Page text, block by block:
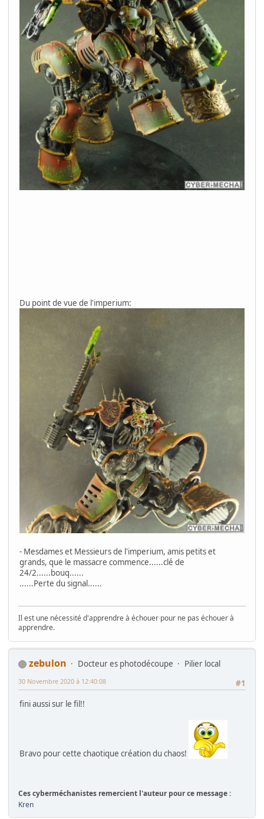
Du point de vue de l'imperium:
- Mesdames et Messieurs de l'imperium, amis petits et
grands, que le massacre commence......clé de
24/2......bouq......
......Perte du signal......
Il est une nécessité d'apprendre à échouer pour ne pas échouer à
apprendre.
zebulon Docteur es photodécoupe
Pilier local
#1
30 Novembre 2020 à 12:40:08
fini aussi sur le fil!!
Bravo pour cette chaotique création du chaos!
Ces cyberméchanistes remercient l'auteur pour ce message :
Kren